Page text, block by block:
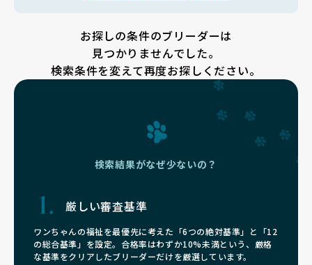
お探しの条件のブリーダーは
見つかりませんでした。
検索条件を変えて再度お探しください。
検索結果がなぜ少ないの？
厳しい審査基準
ワンちゃんの福祉を最優先に考えた「6つの絶対基準」と「12
の総合基準」を設定。合格率はわずか10%未満という、厳格
な基準をクリアしたブリーダーだけを厳選しています。